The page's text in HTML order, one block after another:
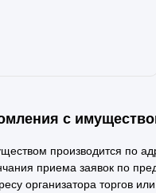
с
производится по
приема заявок по
организатора торгов